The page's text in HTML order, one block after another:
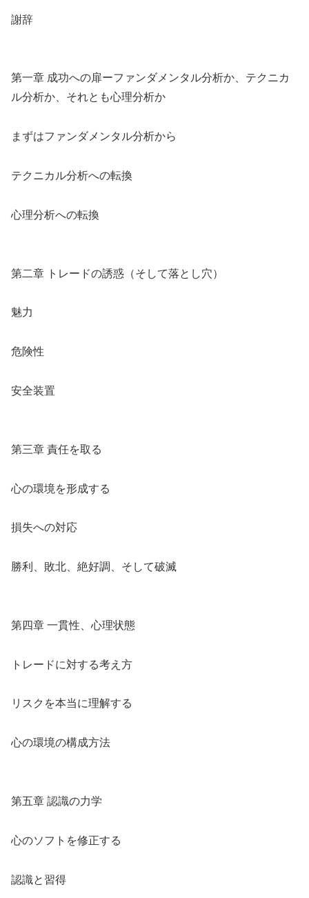
謝辞
第一章 成功への扉ーファンダメンタル分析か、テクニカ
ル分析か、それとも心理分析か
まずはファンダメンタル分析から
テクニカル分析への転換
心理分析への転換
第二章 トレードの誘惑（そして落とし穴）
魅力
危険性
安全装置
第三章 責任を取る
心の環境を形成する
損失への対応
勝利、敗北、絶好調、そして破滅
第四章 一貫性、心理状態
トレードに対する考え方
リスクを本当に理解する
心の環境の構成方法
第五章 認識の力学
心のソフトを修正する
認識と習得